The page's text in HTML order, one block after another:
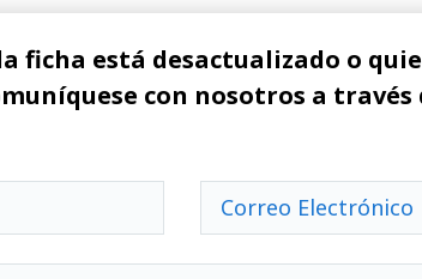
ficha está desactualizado o
con nosotros a